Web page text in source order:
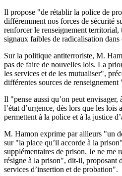
Il propose "de rétablir la police de
différemment nos forces de sécurité
renforcer le renseignement territorial,
signaux faibles de radicalisation dans
Sur la politique antiterroriste, M.
pas de faire de nouvelles lois. La
les services et de les mutualiser",
différentes sources de
Il "pense aussi qu’on peut
l’état d’urgence, dès lors que les lois
permettent à la police et à la justice
M. Hamon exprime par ailleurs "un
sur "la place qu’il accorde à la
supplémentaires de prison. Je ne me
résigne à la prison", dit-il, proposant
services d’insertion et de probation".